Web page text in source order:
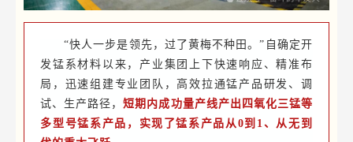
“快人一步是领先，过了黄梅不种田。”自确定开
发锰系材料以来，产业集团上下快速响应、精准布
局，迅速组建专业团队，高效拉通锰产品研发、调
试、生产路径，短期内成功量产线产出四氧化三锰等
多型号锰系产品，实现了锰系产品从0到1、从无到